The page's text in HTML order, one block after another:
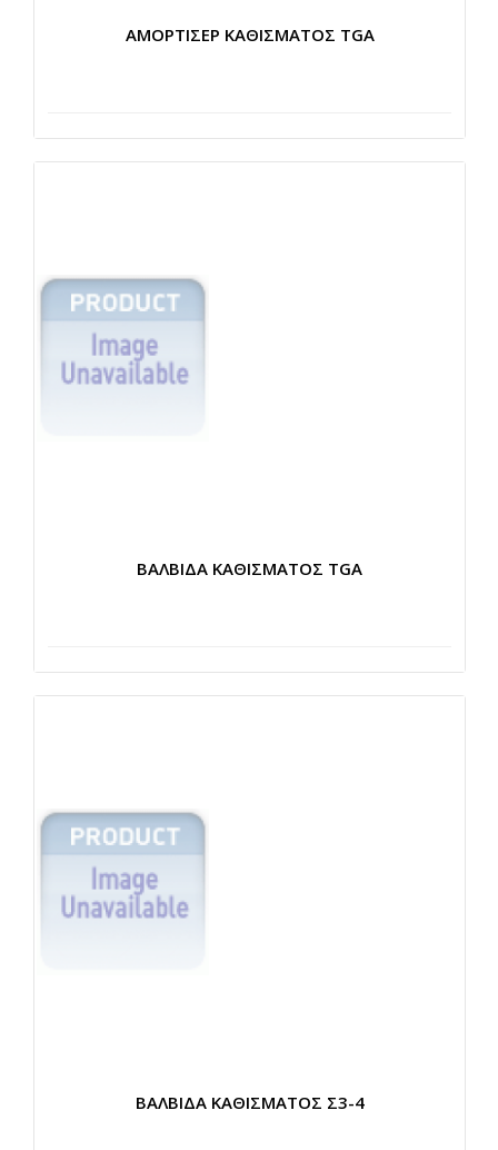
ΑΜΟΡΤΙΣΕΡ ΚΑΘΙΣΜΑΤΟΣ TGA
ΒΑΛΒΙΔΑ ΚΑΘΙΣΜΑΤΟΣ TGA
ΒΑΛΒΙΔΑ ΚΑΘΙΣΜΑΤΟΣ Σ3-4